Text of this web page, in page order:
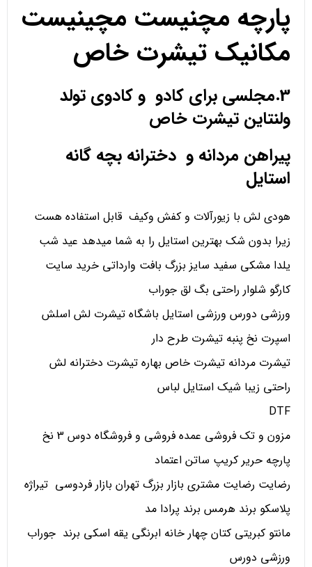
پارچه مچنیست مچینیست
مکانیک تیشرت خاص
3.مجلسی برای کادو و کادوی تولد
ولنتاین تیشرت خاص
پیراهن مردانه و دخترانه بچه گانه
استایل
هودی لش با زیورآلات و کفش وکیف قابل استفاده هست
زیرا بدون شک بهترین استایل را به شما میدهد عید شب
یلدا مشکی سفید سایز بزرگ بافت وارداتی خرید سایت
کارگو شلوار راحتی بگ لق جوراب
ورزشی دورس ورزشی استایل باشگاه تیشرت لش اسلش
اسپرت نخ پنبه تیشرت طرح دار
تیشرت مردانه تیشرت خاص بهاره تیشرت دخترانه لش
راحتی زیبا شیک استایل لباس
DTF
مزون و تک فروشی عمده فروشی و فروشگاه دوس 3 نخ
پارچه حریر کریپ ساتن اعتماد
رضایت رضایت مشتری بازار بزرگ تهران بازار فردوسی تیراژه
پلاسکو برند هرمس برند پرادا مد
مانتو کبریتی کتان چهار خانه ابرنگی یقه اسکی برند جوراب
ورزشی دورس